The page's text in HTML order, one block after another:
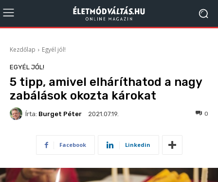
Kezdőlap Egyél jól!
EGYÉL JÓL!
5 tipp, amivel elháríthatod a nagy
zabálások okozta károkat
Írta: Burget Péter 2021.07.19. 0
Facebook Linkedin